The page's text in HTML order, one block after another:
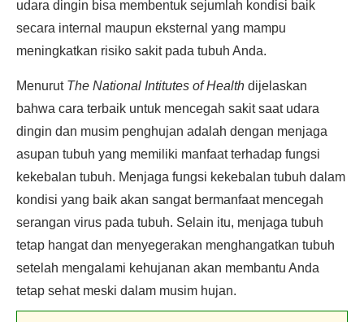
udara dingin bisa membentuk sejumlah kondisi baik
secara internal maupun eksternal yang mampu
meningkatkan risiko sakit pada tubuh Anda.
Menurut The National Intitutes of Health dijelaskan
bahwa cara terbaik untuk mencegah sakit saat udara
dingin dan musim penghujan adalah dengan menjaga
asupan tubuh yang memiliki manfaat terhadap fungsi
kekebalan tubuh. Menjaga fungsi kekebalan tubuh dalam
kondisi yang baik akan sangat bermanfaat mencegah
serangan virus pada tubuh. Selain itu, menjaga tubuh
tetap hangat dan menyegerakan menghangatkan tubuh
setelah mengalami kehujanan akan membantu Anda
tetap sehat meski dalam musim hujan.